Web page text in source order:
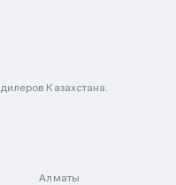
Казахстана.
Алматы